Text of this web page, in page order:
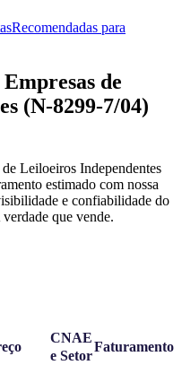
Recomendadas para
de
(N-8299-7/04)
Leiloeiros Independentes
estimado com nossa
e confiabilidade do
que vende.
CNAE
e Setor
Faturamento